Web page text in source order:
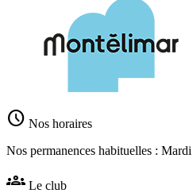
schedule Nos horaires
Nos permanences habituelles :
groups Le club